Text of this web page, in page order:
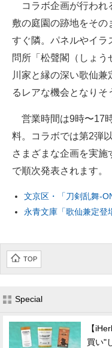
コラボ企画が行われ
敷の庭園の跡地をその
すぐ隣。パネルやイラ
問所「松聲閣（しょ
川家と縁の深い歌仙兼
るレアな機会となりそ
営業時間は9時〜17
料。コラボでは第2弾
さまざまな企画を実施
で順次発表されます。
文京区・「刀剣乱舞-
永青文庫「歌仙兼定登
TOP
Special
【
買い"